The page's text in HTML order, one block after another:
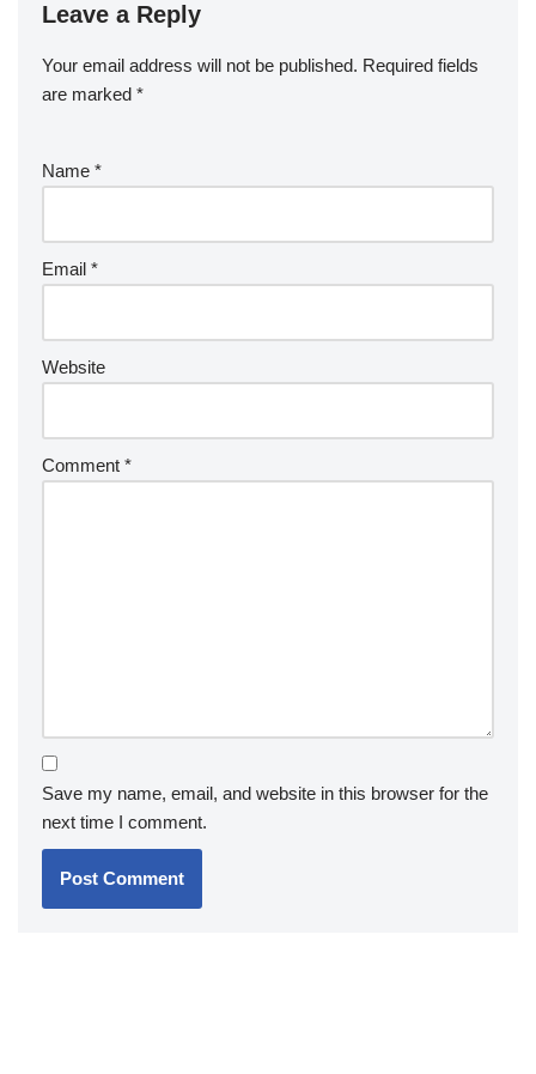
Leave a Reply
Your email address will not be published. Required fields
are marked *
Name *
Email *
Website
Comment *
Save my name, email, and website in this browser for the
next time I comment.